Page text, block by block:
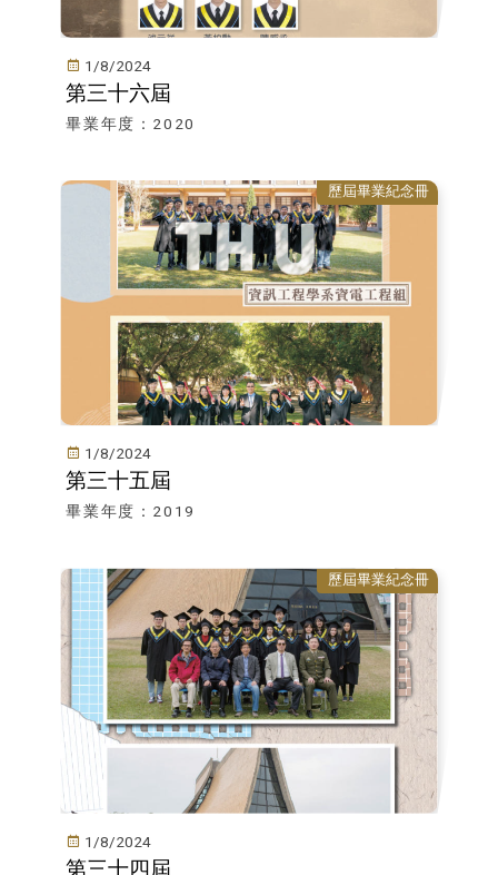
1/8/2024
第三十六屆
畢業年度：2020
歷屆畢業紀念冊
1/8/2024
第三十五屆
畢業年度：2019
歷屆畢業紀念冊
1/8/2024
第三十四屆